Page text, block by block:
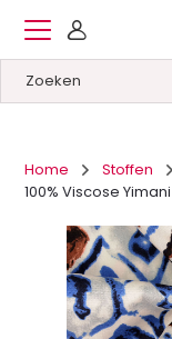
Home
Stoffen
100% Viscose